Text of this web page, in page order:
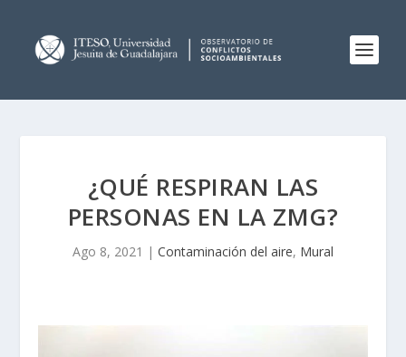
¿QUÉ RESPIRAN LAS
PERSONAS EN LA ZMG?
Ago 8, 2021 | Contaminación del aire, Mural